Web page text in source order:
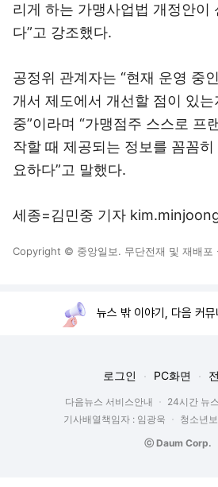
리게 하는 가맹사업법 개정안이
다”고 강조했다.
공정위 관계자는 “현재 운영 중
개서 제도에서 개선할 점이 있
중”이라며 “가맹점주 스스로 프
작할 때 제공되는 정보를 꼼꼼
요하다”고 말했다.
세종=김민중 기자
Copyright © 중앙일보. 무단전재 및 재배포
뉴스 밖 이야기, 다음 커뮤
로그인 PC화면
다음뉴스 서비스안내 24시간 뉴
기사배열책임자 : 임광욱
청소년
ⓒ Daum Corp.